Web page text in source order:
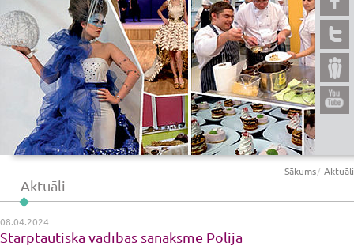
Sākums Aktuāli
Aktuāli
08.04.2024
Starptautiskā vadības sanāksme Polijā